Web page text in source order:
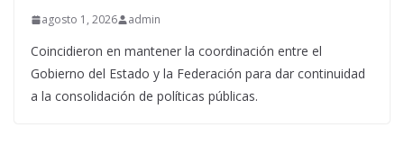
agosto 1, 2026 admin
Coincidieron en mantener la coordinación entre el
Gobierno del Estado y la Federación para dar continuidad
a la consolidación de políticas públicas.